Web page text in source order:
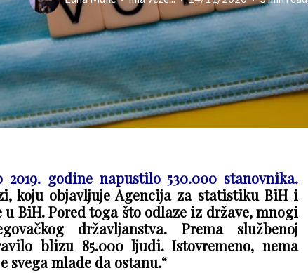
godine napustilo 530.000 stanovnika.
koju objavljuje Agencija za statistiku BiH i
BiH. Pored toga što odlaze iz države, mnogi
državljanstva. Prema službenoj
blizu 85.000 ljudi. Istovremeno, nema
mlade da ostanu.“